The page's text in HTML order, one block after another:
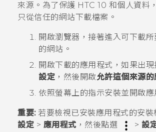
支援服務
來源。為了保護 HTC 10 和個人資料
只從信任的網站下載檔案。
開啟瀏覽器，接著進入可下載
的網站。
開啟下載的應用程式，如果出
設定 ，然後開啟允許這個來源
依照螢幕上的指示安裝並開啟應
重要:若要檢視已安裝應用程式的安裝
設定 > 應用程式 ，然後點選 > 設